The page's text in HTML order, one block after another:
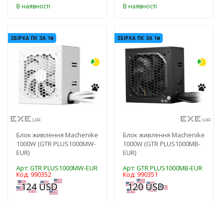
В наявності В наявності
ЗБІРКА ПК ЗА 1₴
Блок живлення Machenike
1000W (GTR PLUS1000MW-
EUR)
Арт: GTR PLUS1000MW-EUR
Код: 990352
ЗБІРКА ПК ЗА 1₴
Блок живлення Machenike
1000W (GTR PLUS1000MB-
EUR)
Арт: GTR PLUS1000MB-EUR
Код: 990351